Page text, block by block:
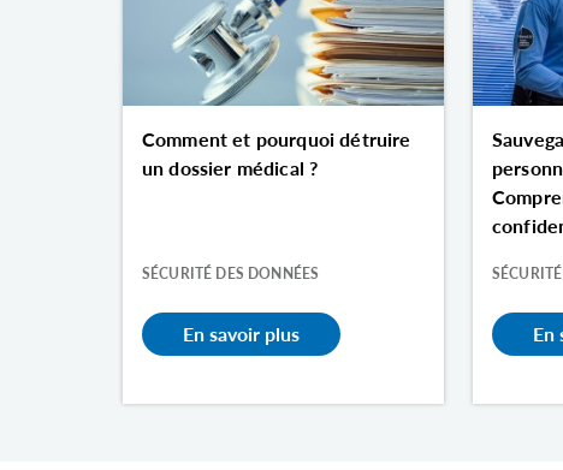
Comment et pourquoi détruire
un dossier médical ?
SÉCURITÉ DES DONNÉES
En savoir plus En